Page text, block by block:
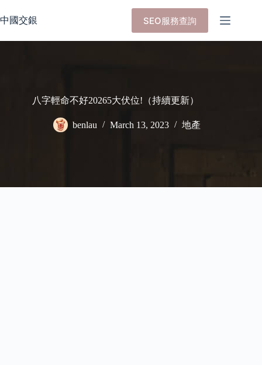
to
content
中國交銀 SEO服務查詢
八字輕命不好20265大伏位!（持續更新）
benlau March 13, 2023 地產